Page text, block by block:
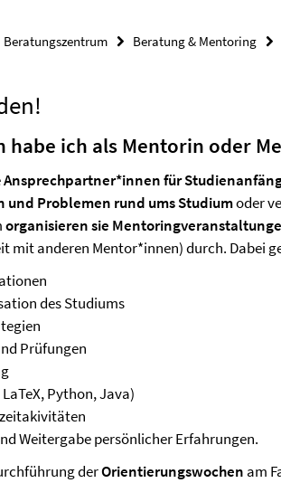
Beratungszentrum Beratung & Mentoring
habe ich als Mentorin oder
Ansprechpartner*innen für
und Problemen rund ums Studiumoder
organisieren sie
mit anderen Mentor*innen) durch. Dabei
des Studiums
Prüfungen
Python, Java)
Weitergabe persönlicher Erfahrungen.
derOrientierungswochen am